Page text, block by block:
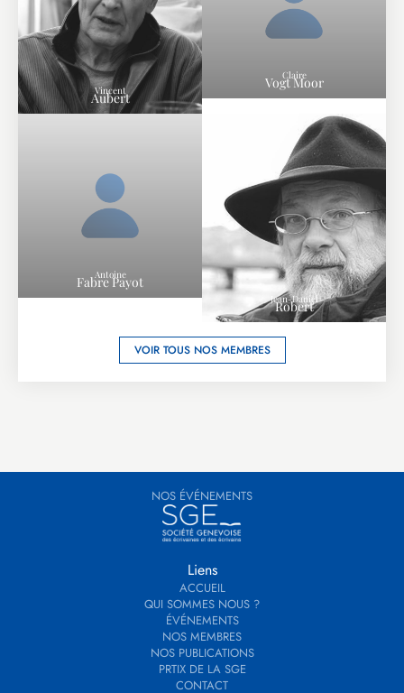
Vincent
Aubert
Claire
Vogt Moor
Antoine
Fabre Payot
Jean-Daniel
Robert
VOIR TOUS NOS MEMBRES
NOS ÉVÉNEMENTS
Liens
ACCUEIL
QUI SOMMES NOUS ?
ÉVÉNEMENTS
NOS MEMBRES
NOS PUBLICATIONS
PRTIX DE LA SGE
CONTACT